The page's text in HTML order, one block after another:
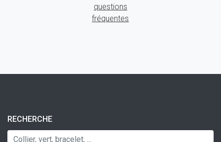
questions
fréquentes
RECHERCHE